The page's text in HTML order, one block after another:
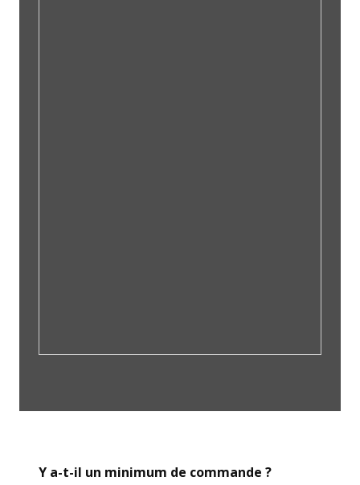
Y a-t-il un minimum de commande ?